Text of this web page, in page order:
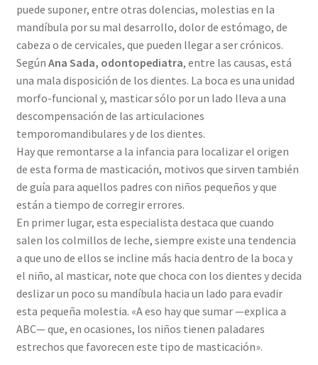
puede suponer, entre otras dolencias, molestias en la
mandíbula por su mal desarrollo, dolor de estómago, de
cabeza o de cervicales, que pueden llegar a ser crónicos.
Según Ana Sada, odontopediatra, entre las causas, está
una mala disposición de los dientes. La boca es una unidad
morfo-funcional y, masticar sólo por un lado lleva a una
descompensación de las articulaciones
temporomandibulares y de los dientes.
Hay que remontarse a la infancia para localizar el origen
de esta forma de masticación, motivos que sirven también
de guía para aquellos padres con niños pequeños y que
están a tiempo de corregir errores.
En primer lugar, esta especialista destaca que cuando
salen los colmillos de leche, siempre existe una tendencia
a que uno de ellos se incline más hacia dentro de la boca y
el niño, al masticar, note que choca con los dientes y decida
deslizar un poco su mandíbula hacia un lado para evadir
esta pequeña molestia. «A eso hay que sumar —explica a
ABC— que, en ocasiones, los niños tienen paladares
estrechos que favorecen este tipo de masticación».